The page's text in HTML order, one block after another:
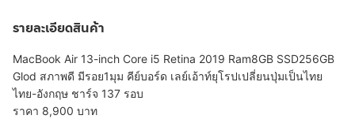
รายละเอียดสินค้า
MacBook Air 13-inch Core i5 Retina 2019 Ram8GB SSD256GB
Glod สภาพดี มีรอย1มุม คีย์บอร์ด เลย์เอ้าท์ยุโรปเปลี่ยนปุ่มเป็นไทย
ไทย-อังกฤษ ชาร์จ 137 รอบ
ราคา 8,900 บาท